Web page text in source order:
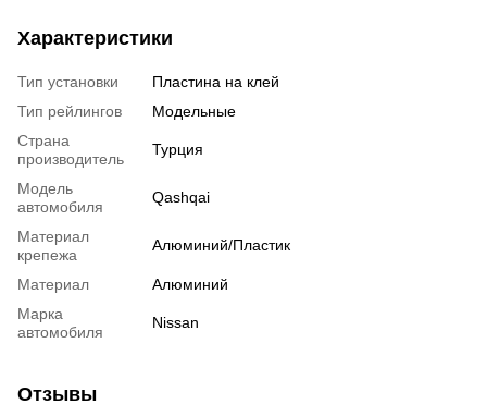
Характеристики
Тип установки
Пластина на клей
Тип рейлингов
Модельные
Страна
производитель
Турция
Модель
автомобиля
Qashqai
Материал
крепежа
Алюминий/Пластик
Материал
Алюминий
Марка
автомобиля
Nissan
Отзывы